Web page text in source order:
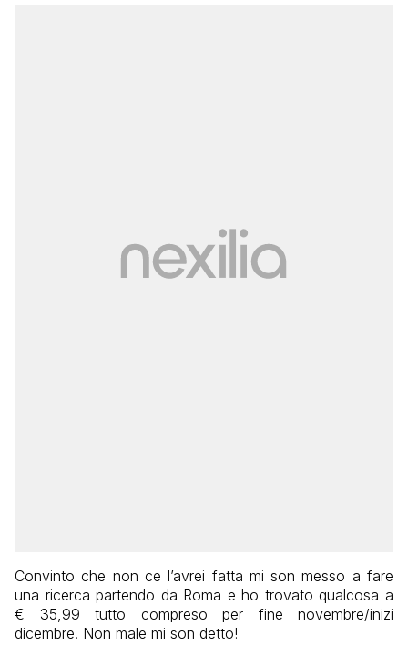
Convinto che non ce l’avrei fatta mi son messo a fare
una ricerca partendo da Roma e ho trovato qualcosa a
€ 35,99 tutto compreso per fine novembre/inizi
dicembre. Non male mi son detto!